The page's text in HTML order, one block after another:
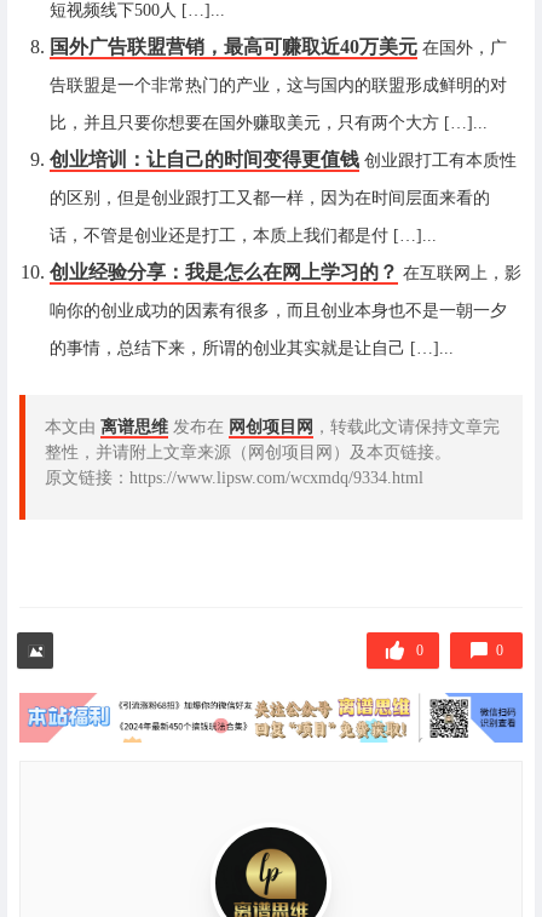
短视频线下500人 […]...
国外广告联盟营销，最高可赚取近40万美元 在国外，广
告联盟是一个非常热门的产业，这与国内的联盟形成鲜明的对
比，并且只要你想要在国外赚取美元，只有两个大方 […]...
创业培训：让自己的时间变得更值钱 创业跟打工有本质性
的区别，但是创业跟打工又都一样，因为在时间层面来看的
话，不管是创业还是打工，本质上我们都是付 […]...
创业经验分享：我是怎么在网上学习的？ 在互联网上，影
响你的创业成功的因素有很多，而且创业本身也不是一朝一夕
的事情，总结下来，所谓的创业其实就是让自己 […]...
本文由 离谱思维 发布在 网创项目网 ，转载此文请保持文章完
整性，并请附上文章来源（网创项目网）及本页链接。
原文链接：https://www.lipsw.com/wcxmdq/9334.html
0 0